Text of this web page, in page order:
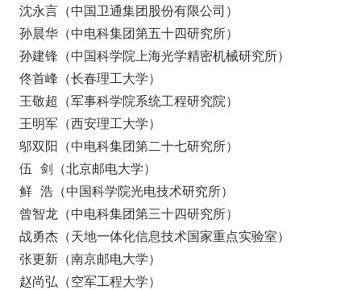
沈永言（中国卫通集团股份有限公司）
孙晨华（中电科集团第五十四研究所）
孙建锋（中国科学院上海光学精密机械研究所）
佟首峰（长春理工大学）
王敬超（军事科学院系统工程研究院）
王明军（西安理工大学）
邬双阳（中电科集团第二十七研究所）
伍 剑（北京邮电大学）
鲜 浩（中国科学院光电技术研究所）
曾智龙（中电科集团第三十四研究所）
战勇杰（天地一体化信息技术国家重点实验室）
张更新（南京邮电大学）
赵尚弘（空军工程大学）